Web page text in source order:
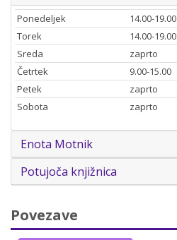
Ponedeljek
14.00-19.00
Torek
14.00-19.00
Sreda
zaprto
Četrtek
9.00-15.00
Petek
zaprto
Sobota
zaprto
Enota Motnik
Potujoča knjižnica
Povezave